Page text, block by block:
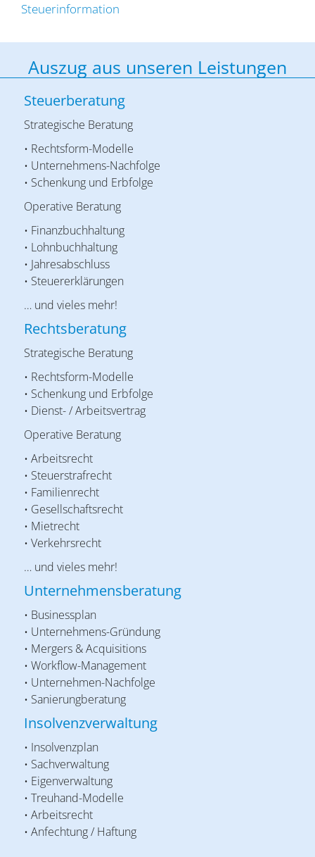
Steuerinformation
Auszug aus unseren Leistungen
Steuerberatung
Strategische Beratung
• Rechtsform-Modelle
• Unternehmens-Nachfolge
• Schenkung und Erbfolge
Operative Beratung
• Finanzbuchhaltung
• Lohnbuchhaltung
• Jahresabschluss
• Steuererklärungen
… und vieles mehr!
Rechtsberatung
Strategische Beratung
• Rechtsform-Modelle
• Schenkung und Erbfolge
• Dienst- / Arbeitsvertrag
Operative Beratung
• Arbeitsrecht
• Steuerstrafrecht
• Familienrecht
• Gesellschaftsrecht
• Mietrecht
• Verkehrsrecht
… und vieles mehr!
Unternehmensberatung
• Businessplan
• Unternehmens-Gründung
• Mergers & Acquisitions
• Workflow-Management
• Unternehmen-Nachfolge
• Sanierungberatung
Insolvenzverwaltung
• Insolvenzplan
• Sachverwaltung
• Eigenverwaltung
• Treuhand-Modelle
• Arbeitsrecht
• Anfechtung / Haftung